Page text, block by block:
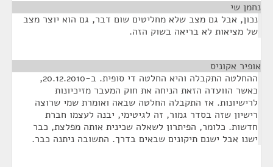
נחמן שי
נכון, אבל גם מצב שלא מחליטים שום דבר, גם הוא יוצר מצב
של מציאות לא בריאה בשוק הזה.
אופיר אקוניס
ההחלטה התקבלה והיא החלטה די סופית. ב-20.12.2010,
כאשר הוועדה הזאת הניחה את חוק המעבר מזיכיונות
לרישיונות. אז התקבלה החלטה שבאה ואומרת שמי שרוצה
רישיון שזה בסדר גמור, זה לגיטימי, יבנה לעצמו חברת
חדשות. כלומר, הפיתרון לשאלה שכינית אותה מפלצת, כבר
ישנו אבל ישנם תיקונים שבאים בדרך. התשובה ניתנה כבר.